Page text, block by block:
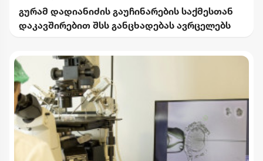
გურამ დადიანიძის გაუჩინარების საქმესთან
დაკავშირებით შსს განცხადებას ავრცელებს